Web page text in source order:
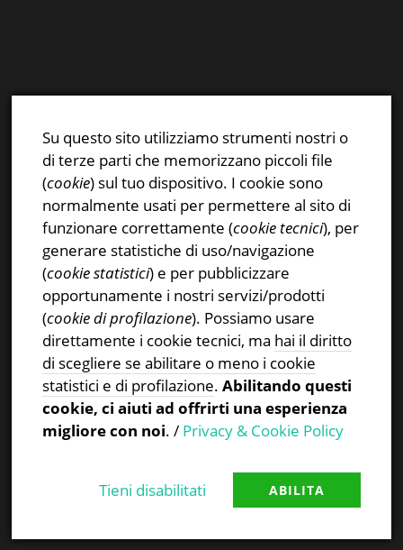
Instagram
Privacy & Cookies Policy
CERCA NEL SITO
Ricerca
Proudly powered by WordPress
Su questo sito utilizziamo strumenti nostri o
di terze parti che memorizzano piccoli file
(cookie) sul tuo dispositivo. I cookie sono
normalmente usati per permettere al sito di
funzionare correttamente (cookie tecnici), per
generare statistiche di uso/navigazione
(cookie statistici) e per pubblicizzare
opportunamente i nostri servizi/prodotti
(cookie di profilazione). Possiamo usare
direttamente i cookie tecnici, ma hai il diritto
di scegliere se abilitare o meno i cookie
statistici e di profilazione.Abilitando questi
cookie, ci aiuti ad offrirti una esperienza
migliore con noi. / Privacy & Cookie Policy
ABILITA
Tieni disabilitati